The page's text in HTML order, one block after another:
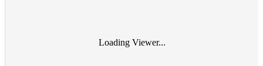
Loading Viewer...